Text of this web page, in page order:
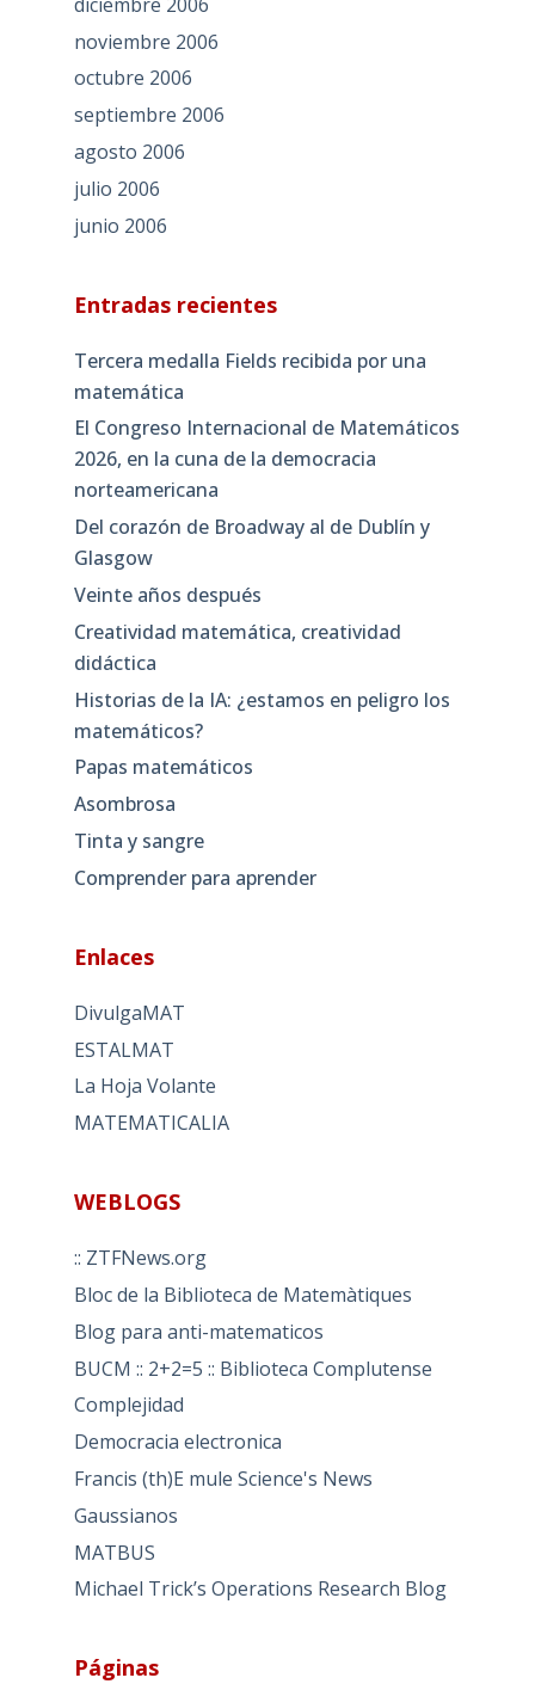
noviembre 2006
octubre 2006
septiembre 2006
agosto 2006
julio 2006
junio 2006
Entradas recientes
Tercera medalla Fields recibida por una
matemática
El Congreso Internacional de Matemáticos
2026, en la cuna de la democracia
norteamericana
Del corazón de Broadway al de Dublín y
Glasgow
Veinte años después
Creatividad matemática, creatividad
didáctica
Historias de la IA: ¿estamos en peligro los
matemáticos?
Papas matemáticos
Asombrosa
Tinta y sangre
Comprender para aprender
Enlaces
DivulgaMAT
ESTALMAT
La Hoja Volante
MATEMATICALIA
WEBLOGS
:: ZTFNews.org
Bloc de la Biblioteca de Matemàtiques
Blog para anti-matematicos
BUCM :: 2+2=5 :: Biblioteca Complutense
Complejidad
Democracia electronica
Francis (th)E mule Science's News
Gaussianos
MATBUS
Michael Trick’s Operations Research Blog
Páginas